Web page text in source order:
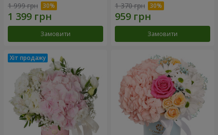
1 999 грн
Замовити
1 370 грн
Замовити